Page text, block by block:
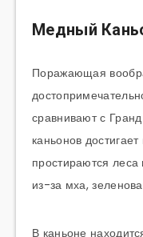
Медный
Поражающая
сравнивают с
каньонов
простираются
из-за мха,
В каньоне